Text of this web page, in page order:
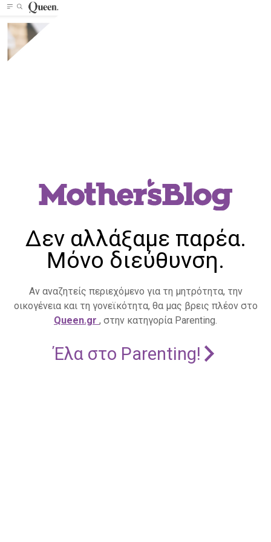
Δεν αλλάξαμε παρέα.
Μόνο διεύθυνση.
Αν αναζητείς περιεχόμενο για τη μητρότητα, την
οικογένεια και τη γονεϊκότητα, θα μας βρεις πλέον στο
Queen.gr , στην κατηγορία Parenting.
Έλα στο Parenting!